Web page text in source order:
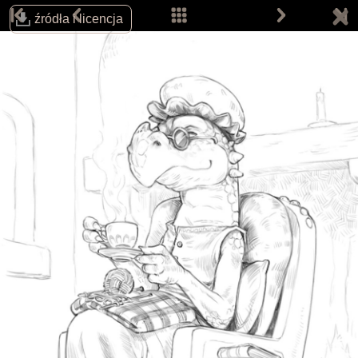
źródła i licencja
Śledź autora na:
Email: info@davidrevoy.com
Dołącz do pokojów rozmów (w j. angielskim):
IRC: #pepper&carrot na libera.chat
Matrix
Telegram
Strona główna
Komiksy
Prace